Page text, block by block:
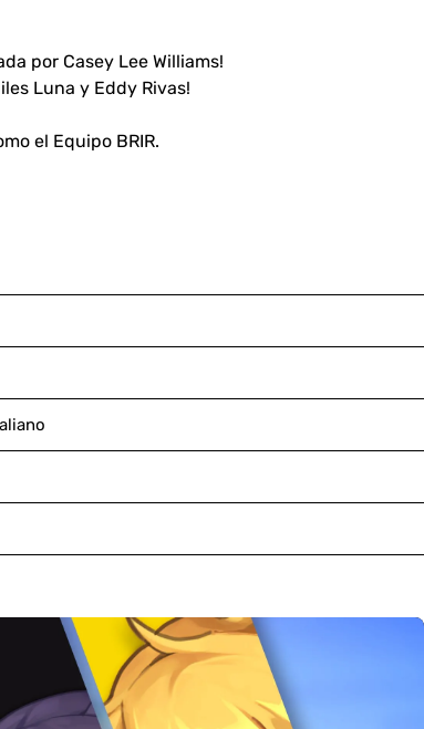
por Casey Lee Williams!
Luna y Eddy Rivas!
el Equipo BRIR.